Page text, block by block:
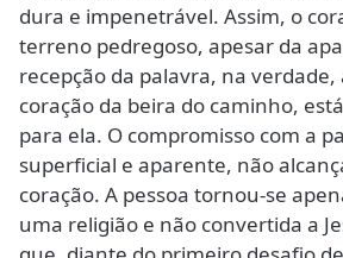
dura e impenetrável. Assim, o
terreno pedregoso, apesar da
recepção da palavra, na verdade,
coração da beira do caminho,
para ela. O compromisso com a
superficial e aparente, não
coração. A pessoa tornou-se
uma religião e não convertida a